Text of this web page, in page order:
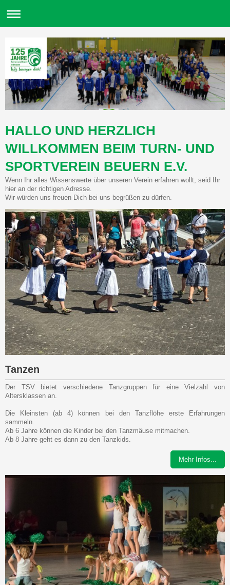
HALLO UND HERZLICH
WILLKOMMEN BEIM TURN- UND
SPORTVEREIN BEUERN E.V.
Wenn Ihr alles Wissenswerte über unseren Verein erfahren wollt, seid Ihr
hier an der richtigen Adresse.
Wir würden uns freuen Dich bei uns begrüßen zu dürfen.
Tanzen
Der TSV bietet verschiedene Tanzgruppen für eine Vielzahl von
Altersklassen an.
Die Kleinsten (ab 4) können bei den Tanzflöhe erste Erfahrungen
sammeln.
Ab 6 Jahre können die Kinder bei den Tanzmäuse mitmachen.
Ab 8 Jahre geht es dann zu den Tanzkids.
Mehr Infos...